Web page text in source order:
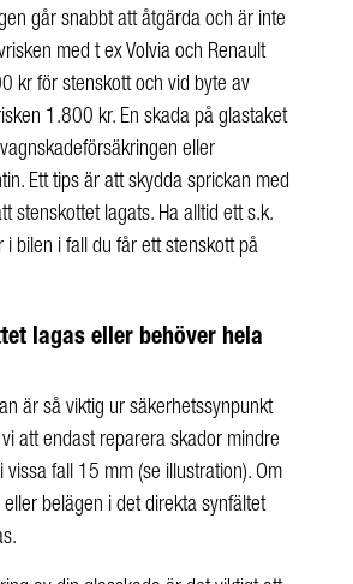
går snabbt att åtgärda och är inte
med t ex Volvia och Renault
kr för stenskott och vid byte av
1.800 kr. En skada på glastaket
eller
Ett tips är att skydda sprickan med
stenskottet lagats. Ha alltid ett s.k.
i bilen i fall du får ett stenskott på
lagas eller behöver hela
är så viktig ur säkerhetssynpunkt
att endast reparera skador mindre
fall 15 mm (se illustration). Om
belägen i det direkta synfältet